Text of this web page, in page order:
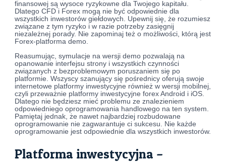
finansowej są wysoce ryzykowne dla Twojego kapitału.
Dlatego CFD i Forex mogą nie być odpowiednie dla
wszystkich inwestorów giełdowych. Upewnij się, że rozumiesz
związane z tym ryzyko i w razie potrzeby zasięgnij
niezależnej porady. Nie zapominaj też o możliwości, którą jest
Forex-platforma demo.
Reasumując, symulacje na wersji demo pozwalają na
opanowanie interfejsu strony i wszystkich czynności
związanych z bezproblemowym poruszaniem się po
platformie. Wszyscy szanujący się pośrednicy oferują swoje
internetowe platformy inwestycyjne również w wersji mobilnej,
czyli przeważnie platformy inwestycyjne forex Android i iOS.
Dlatego nie będziesz mieć problemu ze znalezieniem
odpowiedniego oprogramowania handlowego na ten system.
Pamiętaj jednak, że nawet najbardziej rozbudowane
oprogramowanie nie zagwarantuje ci sukcesu. Nie każde
oprogramowanie jest odpowiednie dla wszystkich inwestorów.
Platforma inwestycyjna –